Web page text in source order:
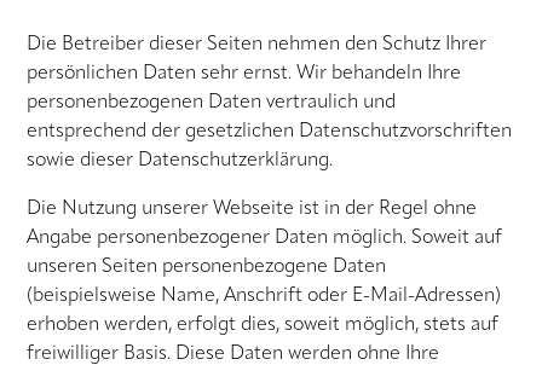
Die Betreiber dieser Seiten nehmen den Schutz Ihrer
persönlichen Daten sehr ernst. Wir behandeln Ihre
personenbezogenen Daten vertraulich und
entsprechend der gesetzlichen Datenschutzvorschriften
sowie dieser Datenschutzerklärung.
Die Nutzung unserer Webseite ist in der Regel ohne
Angabe personenbezogener Daten möglich. Soweit auf
unseren Seiten personenbezogene Daten
(beispielsweise Name, Anschrift oder E-Mail-Adressen)
erhoben werden, erfolgt dies, soweit möglich, stets auf
freiwilliger Basis. Diese Daten werden ohne Ihre